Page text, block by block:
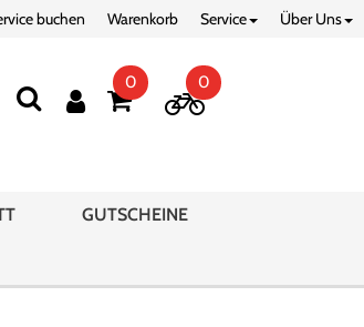
buchen Warenkorb Service Über Uns
0 0
GUTSCHEINE